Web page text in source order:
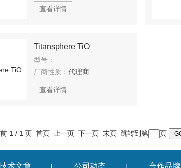
查看详情
Titansphere TiO
型号：
厂商性质： 代理商
查看详情
前 1 / 1 页 首页 上一页 下一页 末页 跳转到第 页
技术文章 | 公司动态 | 合作品牌